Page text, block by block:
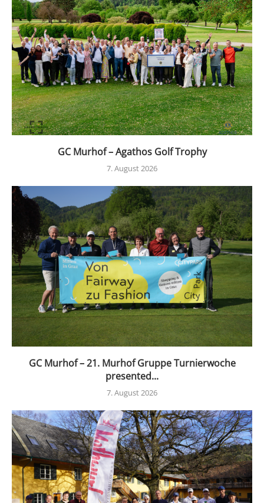
GC Murhof – Agathos Golf Trophy
7. August 2026
GC Murhof – 21. Murhof Gruppe Turnierwoche
presented...
7. August 2026